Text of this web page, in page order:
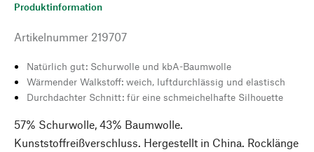
Produktinformation
Artikelnummer 219707
Natürlich gut: Schurwolle und kbA-Baumwolle
Wärmender Walkstoff: weich, luftdurchlässig und elastisch
Durchdachter Schnitt: für eine schmeichelhafte Silhouette
57% Schurwolle, 43% Baumwolle.
Kunststoffreißverschluss. Hergestellt in China. Rocklänge